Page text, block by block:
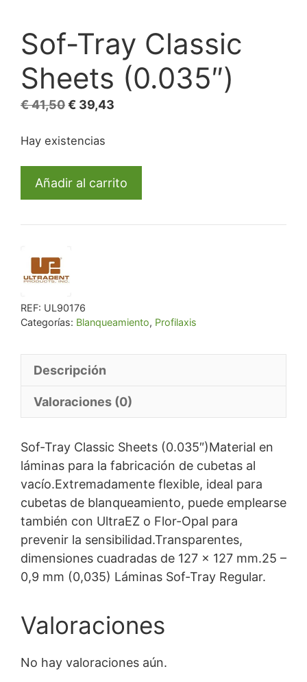
Sof-Tray Classic
Sheets (0.035″)
€41,50El
original
€ 41,50.
€ 39,43
€ 39,43.
Hay existencias
Sheets
cantidad
Añadir al carrito
REF: UL90176
Categorías: Blanqueamiento, Profilaxis
Descripción
Valoraciones (0)
Sof-Tray Classic Sheets (0.035″)Material en
láminas para la fabricación de cubetas al
vacío.Extremadamente flexible, ideal para
cubetas de blanqueamiento, puede emplearse
también con UltraEZ o Flor-Opal para
prevenir la sensibilidad.Transparentes,
dimensiones cuadradas de 127 x 127 mm.25 –
0,9 mm (0,035) Láminas Sof-Tray Regular.
Valoraciones
No hay valoraciones aún.